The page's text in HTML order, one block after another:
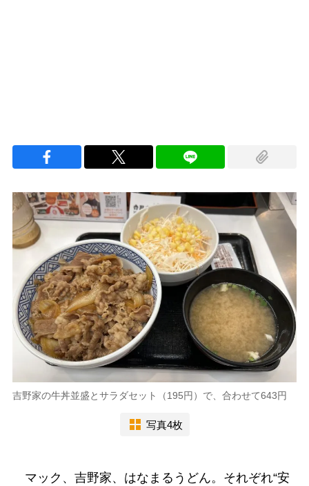
吉野家の牛丼並盛とサラダセット（195円）で、合わせて643円
写真4枚
マック、吉野家、はなまるうどん。それぞれ“安